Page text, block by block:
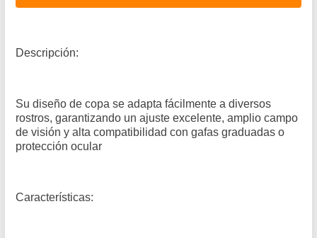
Descripción:
Su diseño de copa se adapta fácilmente a diversos
rostros, garantizando un ajuste excelente, amplio campo
de visión y alta compatibilidad con gafas graduadas o
protección ocular
Características: